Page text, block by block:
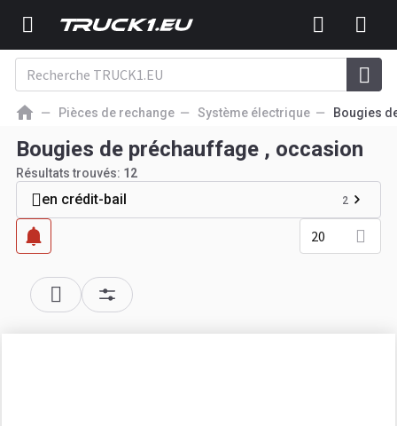
Pièces de rechange Système électrique Bougies
Bougies de préchauffage , occasion
Résultats trouvés: 12
en crédit-bail 2
20